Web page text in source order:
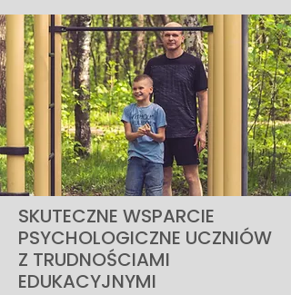
SKUTECZNE WSPARCIE
PSYCHOLOGICZNE UCZNIÓW
Z TRUDNOŚCIAMI
EDUKACYJNYMI